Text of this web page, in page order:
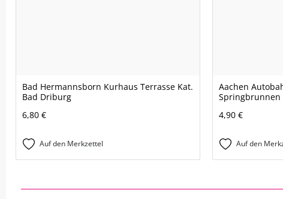
Bad Hermannsborn Kurhaus Terrasse Kat.
Bad Driburg
6,80 €
Auf den Merkzettel
Aachen
Springbrunnen
4,90 €
Auf den